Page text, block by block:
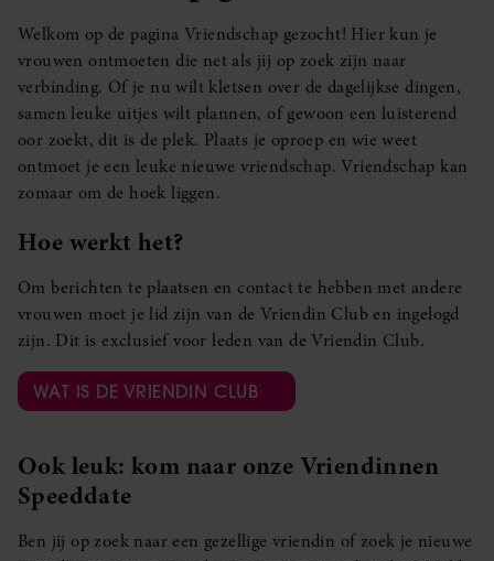
Welkom op de pagina Vriendschap gezocht! Hier kun je
vrouwen ontmoeten die net als jij op zoek zijn naar
verbinding. Of je nu wilt kletsen over de dagelijkse dingen,
samen leuke uitjes wilt plannen, of gewoon een luisterend
oor zoekt, dit is de plek. Plaats je oproep en wie weet
ontmoet je een leuke nieuwe vriendschap. Vriendschap kan
zomaar om de hoek liggen.
Hoe werkt het?
Om berichten te plaatsen en contact te hebben met andere
vrouwen moet je lid zijn van de Vriendin Club en ingelogd
zijn. Dit is exclusief voor leden van de Vriendin Club.
WAT IS DE VRIENDIN CLUB
Ook leuk: kom naar onze Vriendinnen
Speeddate
Ben jij op zoek naar een gezellige vriendin of zoek je nieuwe